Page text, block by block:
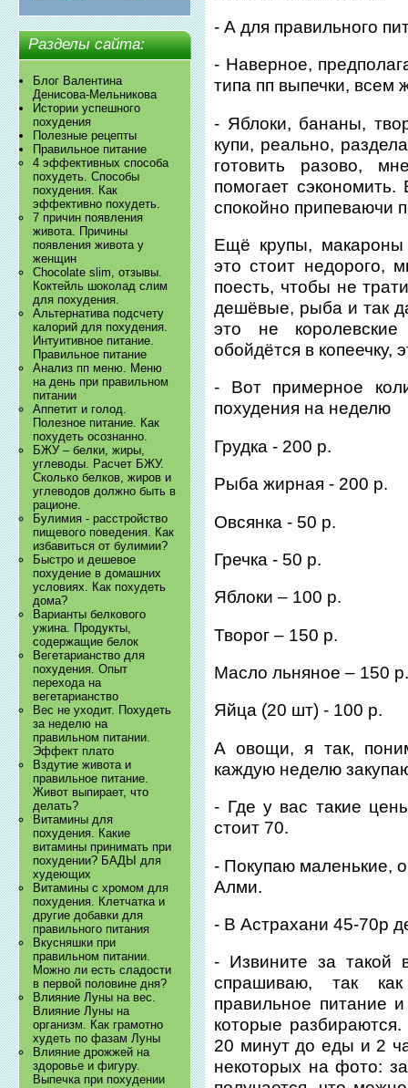
Разделы сайта:
Блог Валентина
Денисова-Мельникова
Истории успешного
похудения
Полезные рецепты
Правильное питание
4 эффективных способа
похудеть. Способы
похудения. Как
эффективно похудеть.
7 причин появления
живота. Причины
появления живота у
женщин
Chocolate slim, отзывы.
Коктейль шоколад слим
для похудения.
Альтернатива подсчету
калорий для похудения.
Интуитивное питание.
Правильное питание
Анализ пп меню. Меню
на день при правильном
питании
Аппетит и голод.
Полезное питание. Как
похудеть осознанно.
БЖУ – белки, жиры,
углеводы. Расчет БЖУ.
Сколько белков, жиров и
углеводов должно быть в
рационе.
Булимия - расстройство
пищевого поведения. Как
избавиться от булимии?
Быстро и дешевое
похудение в домашних
условиях. Как похудеть
дома?
Варианты белкового
ужина. Продукты,
содержащие белок
Вегетарианство для
похудения. Опыт
перехода на
вегетарианство
Вес не уходит. Похудеть
за неделю на
правильном питании.
Эффект плато
Вздутие живота и
правильное питание.
Живот выпирает, что
делать?
Витамины для
похудения. Какие
витамины принимать при
похудении? БАДЫ для
худеющих
Витамины с хромом для
похудения. Клетчатка и
другие добавки для
правильного питания
Вкусняшки при
правильном питании.
Можно ли есть сладости
в первой половине дня?
Влияние Луны на вес.
Влияние Луны на
организм. Как грамотно
худеть по фазам Луны
Влияние дрожжей на
здоровье и фигуру.
Выпечка при похудении
- А для правильного
- Наверное,
типа пп выпечки, всем
- Яблоки, бананы,
купи, реально,
готовить разово,
помогает
спокойно припеваючи
Ещё крупы,
это стоит недорого,
поесть, чтобы не
дешёвые, рыба и так
это не
обойдётся в копеечку,
- Вот примерное
похудения на неделю
Грудка - 200 р.
Рыба жирная - 200 р.
Овсянка - 50 р.
Гречка - 50 р.
Яблоки – 100 р.
Творог – 150 р.
Масло льняное – 150
Яйца (20 шт) - 100 р.
А овощи, я так,
каждую неделю
- Где у вас такие
стоит 70.
- Покупаю маленькие,
Алми.
- В Астрахани 45-70р
- Извините за такой
спрашиваю, так
правильное питание
которые
20 минут до еды и 2
некоторых на фото: